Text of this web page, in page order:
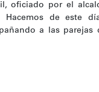
oficiado por el
Hacemos de este
a las parejas